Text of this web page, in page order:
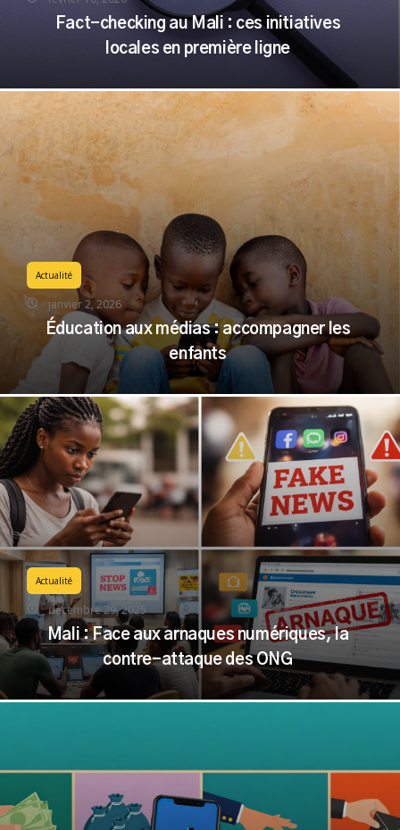
Fact-checking au Mali : ces initiatives
locales en première ligne
Actualité
janvier 2, 2026
Éducation aux médias : accompagner les
enfants
Actualité
décembre 29, 2025
Mali : Face aux arnaques numériques, la
contre-attaque des ONG